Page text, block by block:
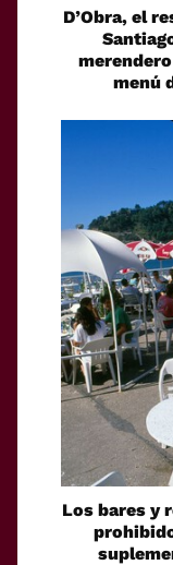
D’Obra, el
menú
Los bares y